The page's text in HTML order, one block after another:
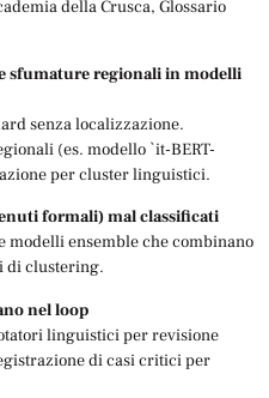
della Crusca, Glossario
sfumature regionali in modelli
senza localizzazione.
(es. modello `it-BERT-
per cluster linguistici.
formali) mal classificati
ensemble che combinano
di clustering.
nel loop
linguistici per revisione
di casi critici per